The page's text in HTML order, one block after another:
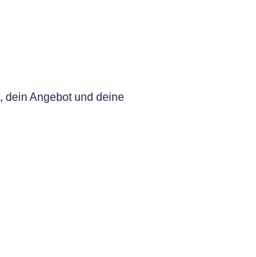
dein Angebot und deine